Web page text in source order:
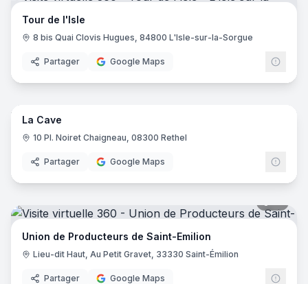
Tour de l'Isle
8 bis Quai Clovis Hugues, 84800 L'Isle-sur-la-Sorgue
Partager Google Maps
8
La Cave
10 Pl. Noiret Chaigneau, 08300 Rethel
Partager Google Maps
Union de Producteurs de Saint-Emilion
Lieu-dit Haut, Au Petit Gravet, 33330 Saint-Émilion
Partager Google Maps